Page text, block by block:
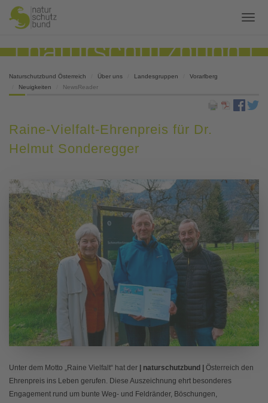
Naturschutzbund Österreich Über uns Landesgruppen
Vorarlberg
Neuigkeiten
NewsReader
Raine-Vielfalt-Ehrenpreis für Dr.
Helmut Sonderegger
Unter dem Motto „Raine Vielfalt“ hat der | naturschutzbund |
Österreich den
Ehrenpreis ins Leben gerufen. Diese Auszeichnung ehrt besonderes
Engagement rund um bunte Weg- und Feldränder, Böschungen,